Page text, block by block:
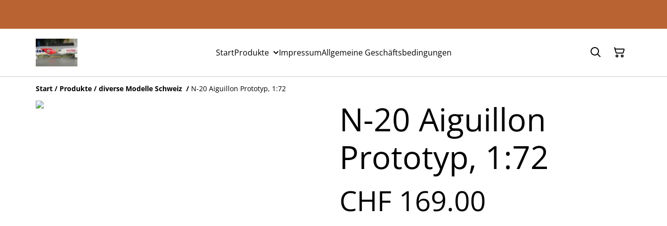
StartProdukte ImpressumAllgemeine Geschäftsbedingungen
Start / Produkte / diverse Modelle Schweiz / N-20 Aiguillon Prototyp, 1:72
N-20 Aiguillon
Prototyp, 1:72
CHF 169.00